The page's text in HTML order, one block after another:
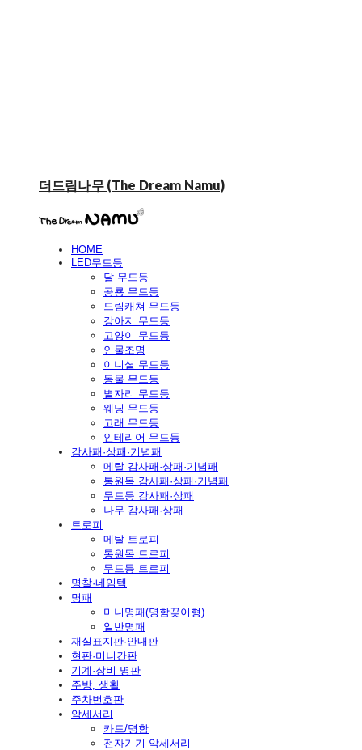
더드림나무 (The Dream Namu)
HOME
LED무드등
달 무드등
공룡 무드등
드림캐쳐 무드등
강아지 무드등
고양이 무드등
인물조명
이니셜 무드등
동물 무드등
별자리 무드등
웨딩 무드등
고래 무드등
인테리어 무드등
감사패·상패·기념패
메탈 감사패·상패·기념패
통원목 감사패·상패·기념패
무드등 감사패·상패
나무 감사패·상패
트로피
메탈 트로피
통원목 트로피
무드등 트로피
명찰·네임텍
명패
미니명패(명함꽂이형)
일반명패
재실표지판·안내판
현판·미니간판
기계·장비 명판
주방, 생활
주차번호판
악세서리
카드/명함
전자기기 악세서리